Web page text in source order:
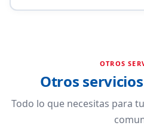
OTROS
Otros
Todo lo que necesitas para